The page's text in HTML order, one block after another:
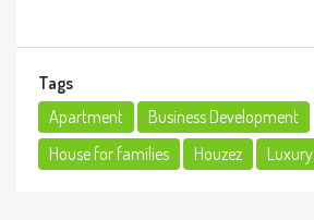
Tags
Apartment
Business Development
House for families
Houzez Luxury